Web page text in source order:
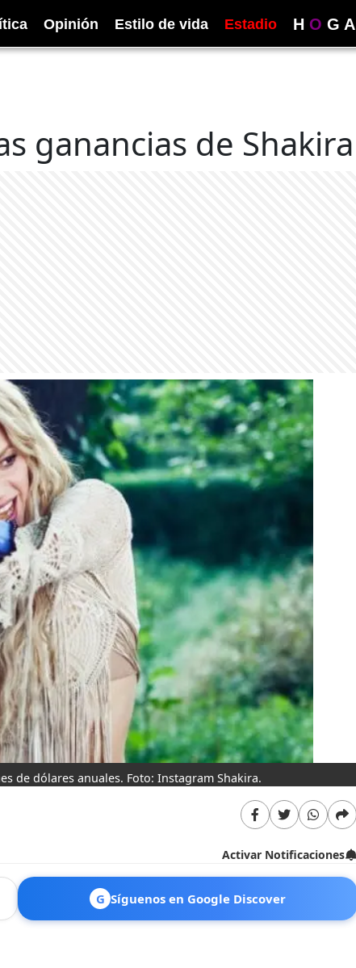
Opinión Estilo de vida Estadio H O G A
ganancias de Shakira
de dólares anuales. Foto: Instagram Shakira.
Activar Notificaciones
G Síguenos en Google Discover